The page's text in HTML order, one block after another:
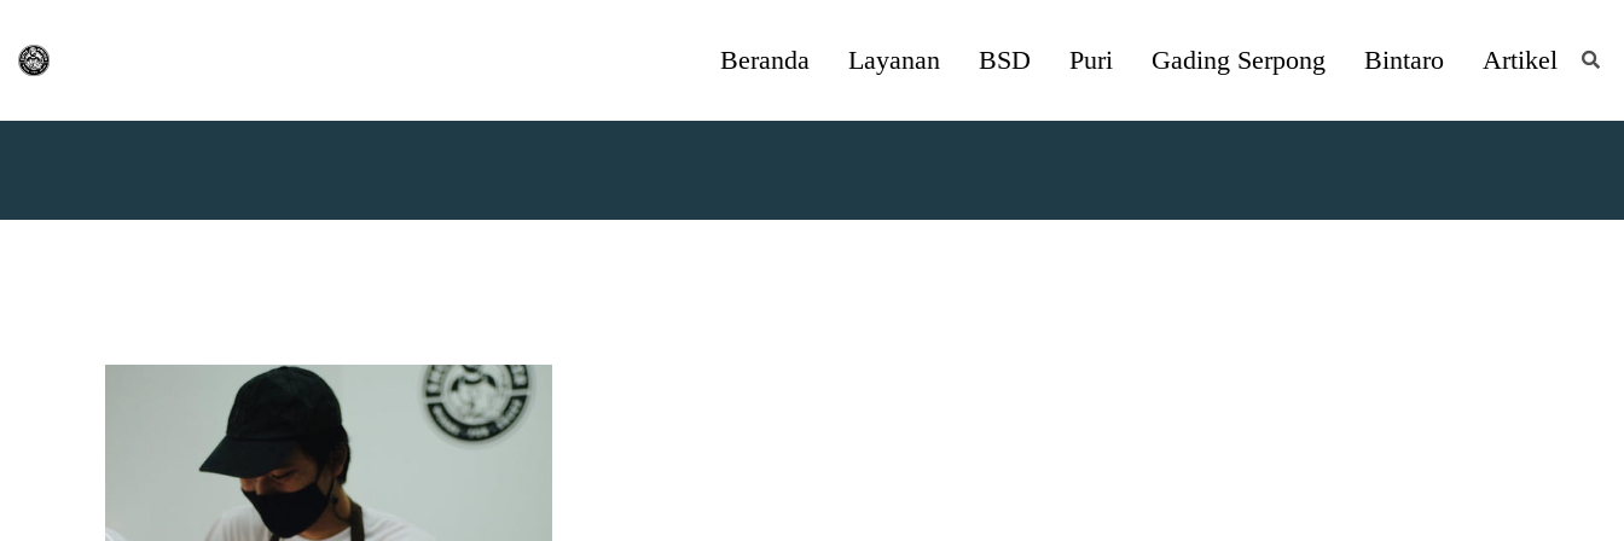
Beranda Layanan BSD Puri Gading Serpong Bintaro Artikel